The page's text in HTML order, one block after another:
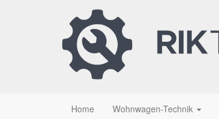
Home Wohnwagen-Technik